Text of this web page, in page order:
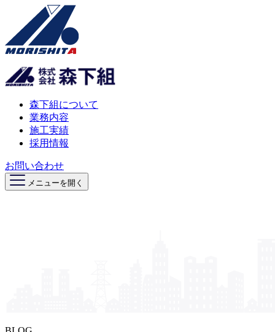
森下組について
業務内容
施工実績
採用情報
お問い合わせ
メニューを開く